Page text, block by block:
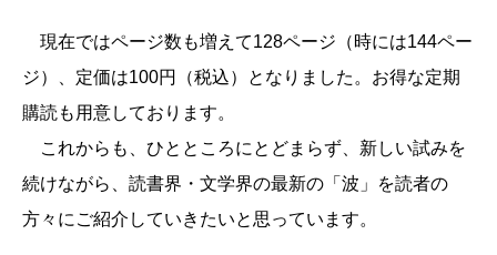
現在ではページ数も増えて128ページ（時には144ペー
ジ）、定価は100円（税込）となりました。お得な定期
購読も用意しております。
これからも、ひとところにとどまらず、新しい試みを
続けながら、読書界・文学界の最新の「波」を読者の
方々にご紹介していきたいと思っています。